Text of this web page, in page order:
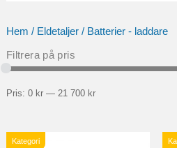
Hem / Eldetaljer/ Batterier - laddare
Filtrera på pris
Pris: 0 kr— 21 700 kr
Kategori